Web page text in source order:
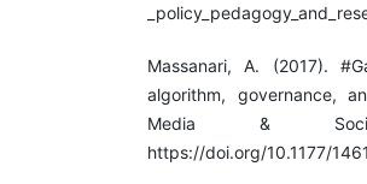
Massanari, A. (2017).
algorithm, governance,
Media &
https://doi.org/10.1177/